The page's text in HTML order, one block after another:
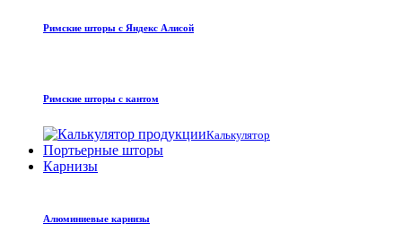
Римские шторы с Яндекс Алисой
Римские шторы с кантом
Калькулятор
Портьерные шторы
Карнизы
Алюминиевые карнизы